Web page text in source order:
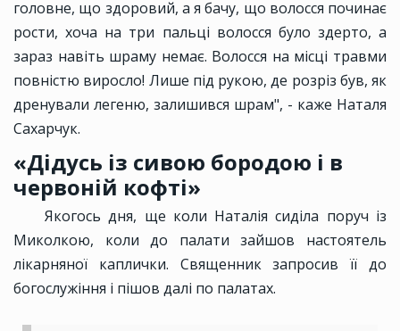
головне, що здоровий, а я бачу, що волосся починає
рости, хоча на три пальці волосся було здерто, а
зараз навіть шраму немає. Волосся на місці травми
повністю виросло! Лише під рукою, де розріз був, як
дренували легеню, залишився шрам", - каже Наталя
Сахарчук.
«Дідусь із сивою бородою і в
червоній кофті»
Якогось дня, ще коли Наталія сиділа поруч із
Миколкою, коли до палати зайшов настоятель
лікарняної каплички. Священник запросив її до
богослужіння і пішов далі по палатах.